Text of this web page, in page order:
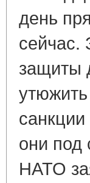
день
сейчас.
защиты
они под
НАТО